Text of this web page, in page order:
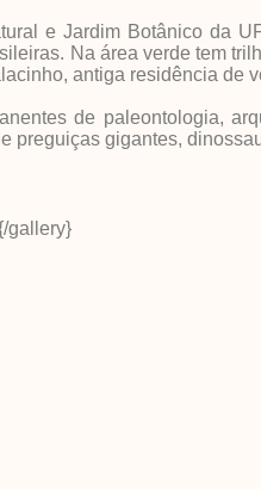
e Jardim Botânico da
Na área verde tem
antiga residência de
de paleontologia,
preguiças gigantes,
gallery}